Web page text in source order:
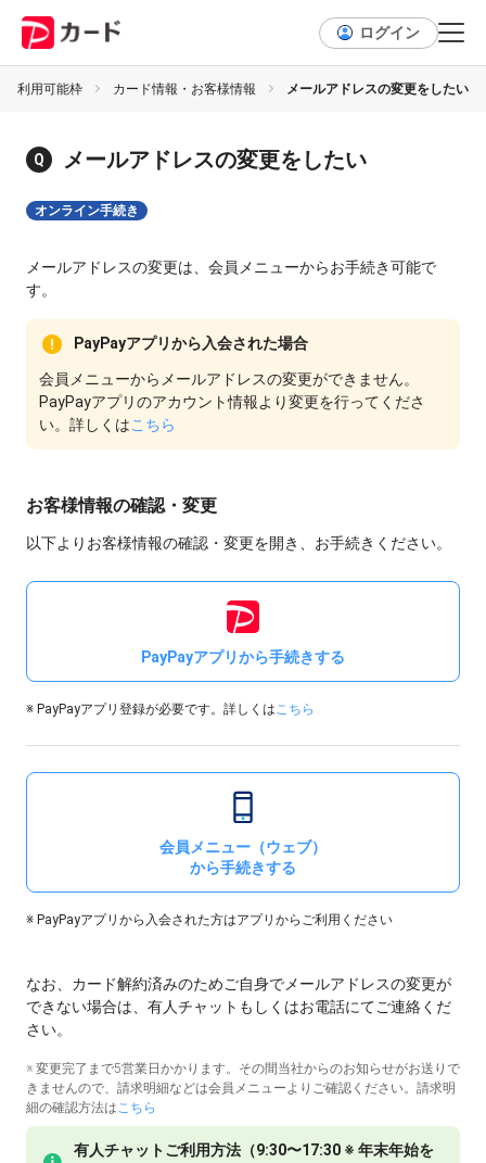
ログイン
ご利用可能枠 カード情報・お客様情報 メールアドレスの変更をしたい
メールアドレスの変更をしたい
オンライン手続き
メールアドレスの変更は、会員メニューからお手続き可能で
す。
PayPayアプリから入会された場合
会員メニューからメールアドレスの変更ができません。
PayPayアプリのアカウント情報より変更を行ってくださ
い。詳しくはこちら
お客様情報の確認・変更
以下よりお客様情報の確認・変更を開き、お手続きください。
PayPayアプリから手続きする
※ PayPayアプリ登録が必要です。詳しくはこちら
会員メニュー（ウェブ）
から手続きする
※ PayPayアプリから入会された方はアプリからご利用ください
なお、カード解約済みのためご自身でメールアドレスの変更が
できない場合は、有人チャットもしくはお電話にてご連絡くだ
さい。
※ 変更完了まで5営業日かかります。その間当社からのお知らせがお送りで
きませんので、請求明細などは会員メニューよりご確認ください。請求明
細の確認方法はこちら
有人チャットご利用方法（9:30〜17:30 ※ 年末年始を